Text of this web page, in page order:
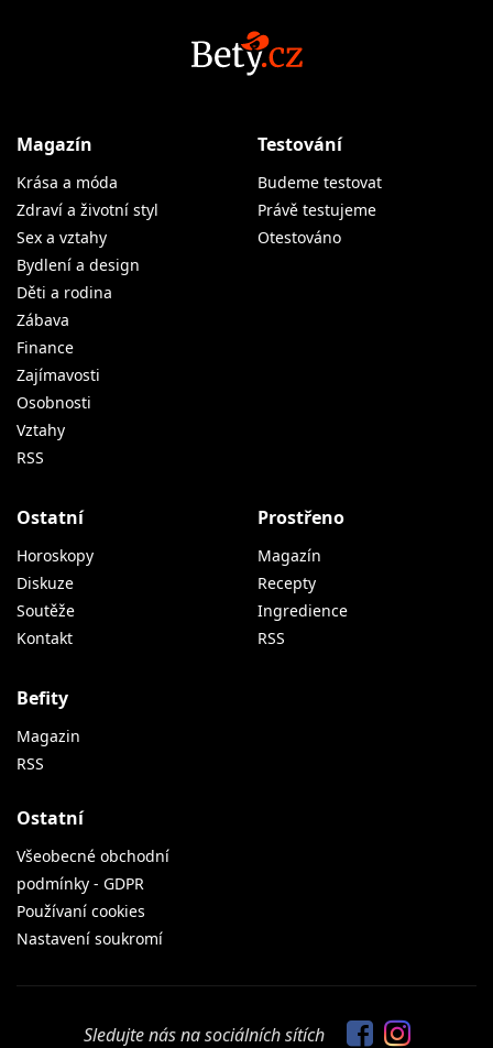
Magazín
Krása a móda
Zdraví a životní styl
Sex a vztahy
Bydlení a design
Děti a rodina
Zábava
Finance
Zajímavosti
Osobnosti
Vztahy
RSS
Testování
Budeme testovat
Právě testujeme
Otestováno
Ostatní
Horoskopy
Diskuze
Soutěže
Kontakt
Prostřeno
Magazín
Recepty
Ingredience
RSS
Befity
Magazin
RSS
Ostatní
Všeobecné obchodní
podmínky - GDPR
Používaní cookies
Nastavení soukromí
Sledujte nás na sociálních sítích